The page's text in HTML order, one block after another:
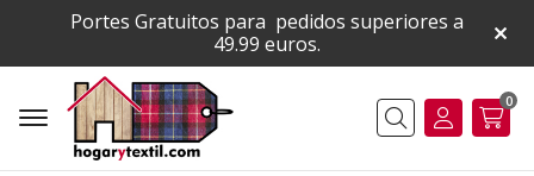
Portes Gratuitos para pedidos superiores a
49.99 euros.
Buscar
0